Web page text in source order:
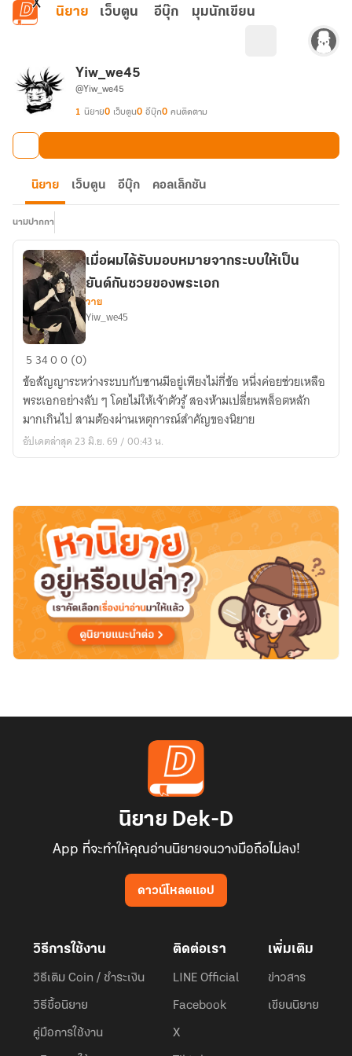
ข้ามไปยังเนื้อหาหลัก
นิยาย เว็บตูน อีบุ๊ก มุมนักเขียน
Yiw_we45
@Yiw_we45
1 นิยาย0 เว็บตูน0 อีบุ๊ก0 คนติดตาม
นิยาย เว็บตูน อีบุ๊ก คอลเล็กชัน
นามปากกา
เมื่อ
ผม
ได้
รับ
มอบ
หมาย
ให้
เป็น
ยันต์
ซวย
ของ
พระเอก
เมื่อผมได้รับมอบหมายจากระบบให้เป็น
ยันต์กันซวยของพระเอก
วาย
Yiw_we45
5 3400 (0)
ข้อสัญญาระหว่างระบบกับซานมีอยู่เพียงไม่กี่ข้อ หนึ่งค่อยช่วยเหลือ
พระเอกอย่างลับ ๆ โดยไม่ให้เจ้าตัวรู้ สองห้ามเปลี่ยนพล็อตหลัก
มากเกินไป สามต้องผ่านเหตุการณ์สำคัญของนิยาย
อัปเดตล่าสุด 23 มิ.ย. 69 / 00:43 น.
นิยาย Dek-D
App ที่จะทำให้คุณอ่านนิยายจนวางมือถือไม่ลง!
ดาวน์โหลดแอป
วิธีการใช้งาน
วิธีเติม Coin / ชำระเงิน
วิธีซื้อนิยาย
คู่มือการใช้งาน
ติดต่อเรา
LINE Official
Facebook
X
เพิ่มเติม
ข่าวสาร
เขียนนิยาย